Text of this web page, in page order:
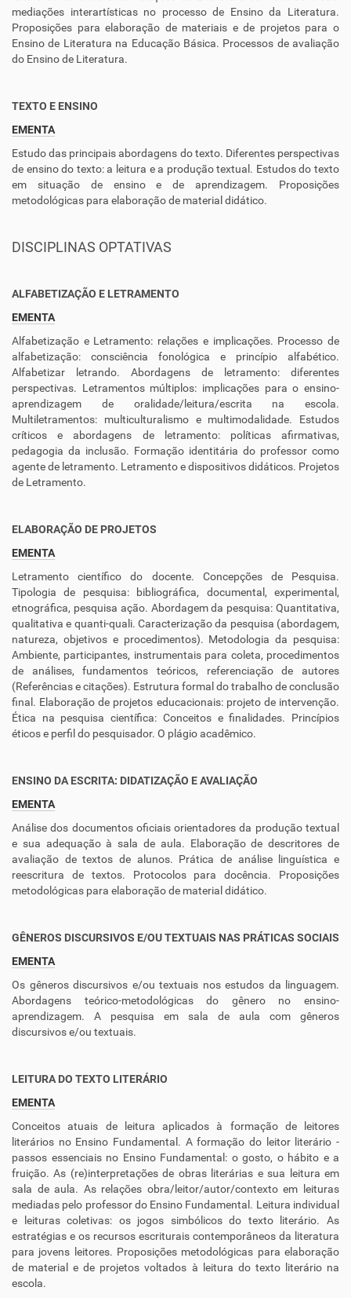
mediações interartísticas no processo de Ensino da Literatura.
Proposições para elaboração de materiais e de projetos para o
Ensino de Literatura na Educação Básica. Processos de avaliação
do Ensino de Literatura.
TEXTO E ENSINO
EMENTA
Estudo das principais abordagens do texto. Diferentes perspectivas
de ensino do texto: a leitura e a produção textual. Estudos do texto
em situação de ensino e de aprendizagem. Proposições
metodológicas para elaboração de material didático.
DISCIPLINAS OPTATIVAS
ALFABETIZAÇÃO E LETRAMENTO
EMENTA
Alfabetização e Letramento: relações e implicações. Processo de
alfabetização: consciência fonológica e princípio alfabético.
Alfabetizar letrando. Abordagens de letramento: diferentes
perspectivas. Letramentos múltiplos: implicações para o ensino-
aprendizagem de oralidade/leitura/escrita na escola.
Multiletramentos: multiculturalismo e multimodalidade. Estudos
críticos e abordagens de letramento: políticas afirmativas,
pedagogia da inclusão. Formação identitária do professor como
agente de letramento. Letramento e dispositivos didáticos. Projetos
de Letramento.
ELABORAÇÃO DE PROJETOS
EMENTA
Letramento científico do docente. Concepções de Pesquisa.
Tipologia de pesquisa: bibliográfica, documental, experimental,
etnográfica, pesquisa ação. Abordagem da pesquisa: Quantitativa,
qualitativa e quanti-quali. Caracterização da pesquisa (abordagem,
natureza, objetivos e procedimentos). Metodologia da pesquisa:
Ambiente, participantes, instrumentais para coleta, procedimentos
de análises, fundamentos teóricos, referenciação de autores
(Referências e citações). Estrutura formal do trabalho de conclusão
final. Elaboração de projetos educacionais: projeto de intervenção.
Ética na pesquisa científica: Conceitos e finalidades. Princípios
éticos e perfil do pesquisador. O plágio acadêmico.
ENSINO DA ESCRITA: DIDATIZAÇÃO E AVALIAÇÃO
EMENTA
Análise dos documentos oficiais orientadores da produção textual
e sua adequação à sala de aula. Elaboração de descritores de
avaliação de textos de alunos. Prática de análise linguística e
reescritura de textos. Protocolos para docência. Proposições
metodológicas para elaboração de material didático.
GÊNEROS DISCURSIVOS E/OU TEXTUAIS NAS PRÁTICAS SOCIAIS
EMENTA
Os gêneros discursivos e/ou textuais nos estudos da linguagem.
Abordagens teórico-metodológicas do gênero no ensino-
aprendizagem. A pesquisa em sala de aula com gêneros
discursivos e/ou textuais.
LEITURA DO TEXTO LITERÁRIO
EMENTA
Conceitos atuais de leitura aplicados à formação de leitores
literários no Ensino Fundamental. A formação do leitor literário -
passos essenciais no Ensino Fundamental: o gosto, o hábito e a
fruição. As (re)interpretações de obras literárias e sua leitura em
sala de aula. As relações obra/leitor/autor/contexto em leituras
mediadas pelo professor do Ensino Fundamental. Leitura individual
e leituras coletivas: os jogos simbólicos do texto literário. As
estratégias e os recursos escriturais contemporâneos da literatura
para jovens leitores. Proposições metodológicas para elaboração
de material e de projetos voltados à leitura do texto literário na
escola.